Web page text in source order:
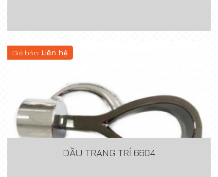
Giá bán: Liên hệ
ĐẦU TRANG TRÍ 6604